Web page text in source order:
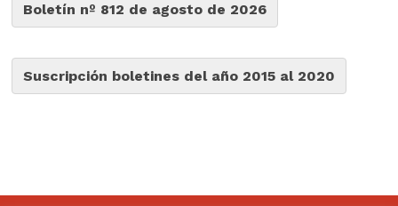
Boletín nº 812 de agosto de 2026
Suscripción boletines del año 2015 al 2020